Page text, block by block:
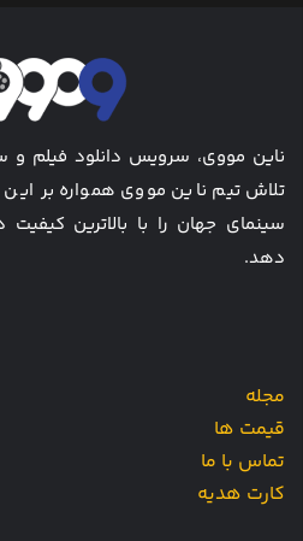
ناین مووی، سرویس دانلود فیلم و
تلاش تیم ناین مووی همواره بر
سینمای جهان را با بالاترین
دهد.
مجله
قیمت ها
تماس با ما
کارت هدیه